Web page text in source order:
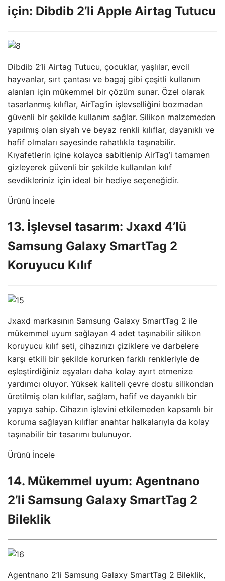
için: Dibdib 2’li Apple Airtag Tutucu
Dibdib 2’li Airtag Tutucu, çocuklar, yaşlılar, evcil
hayvanlar, sırt çantası ve bagaj gibi çeşitli kullanım
alanları için mükemmel bir çözüm sunar. Özel olarak
tasarlanmış kılıflar, AirTag’in işlevselliğini bozmadan
güvenli bir şekilde kullanım sağlar. Silikon malzemeden
yapılmış olan siyah ve beyaz renkli kılıflar, dayanıklı ve
hafif olmaları sayesinde rahatlıkla taşınabilir.
Kıyafetlerin içine kolayca sabitlenip AirTag’i tamamen
gizleyerek güvenli bir şekilde kullanılan kılıf
sevdikleriniz için ideal bir hediye seçeneğidir.
Ürünü İncele
13. İşlevsel tasarım: Jxaxd 4’lü
Samsung Galaxy SmartTag 2
Koruyucu Kılıf
Jxaxd markasının Samsung Galaxy SmartTag 2 ile
mükemmel uyum sağlayan 4 adet taşınabilir silikon
koruyucu kılıf seti, cihazınızı çiziklere ve darbelere
karşı etkili bir şekilde korurken farklı renkleriyle de
eşleştirdiğiniz eşyaları daha kolay ayırt etmenize
yardımcı oluyor. Yüksek kaliteli çevre dostu silikondan
üretilmiş olan kılıflar, sağlam, hafif ve dayanıklı bir
yapıya sahip. Cihazın işlevini etkilemeden kapsamlı bir
koruma sağlayan kılıflar anahtar halkalarıyla da kolay
taşınabilir bir tasarımı bulunuyor.
Ürünü İncele
14. Mükemmel uyum: Agentnano
2’li Samsung Galaxy SmartTag 2
Bileklik
Agentnano 2’li Samsung Galaxy SmartTag 2 Bileklik,